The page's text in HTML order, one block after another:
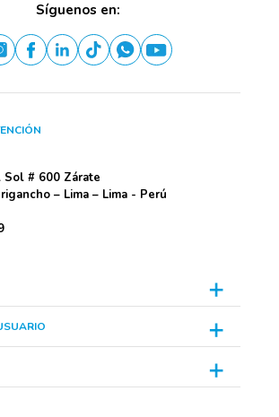
# 600 Zárate
– Lima – Lima - Perú
Síguenos en: